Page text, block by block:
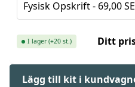
Ditt
I lager (+20 st.)
Lägg till kit i